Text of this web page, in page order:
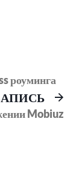
роуминга
Mobiuz